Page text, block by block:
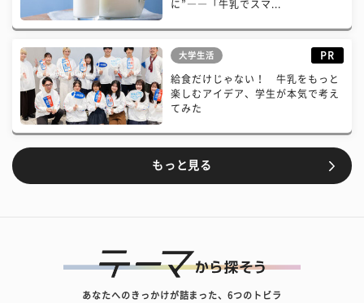
に”――「牛乳でスマ...
大学生活 PR
給食だけじゃない！ 牛乳をもっと
楽しむアイデア、学生が本気で考え
てみた
もっと見る
あなたへのきっかけが詰まった、6つのトビラ